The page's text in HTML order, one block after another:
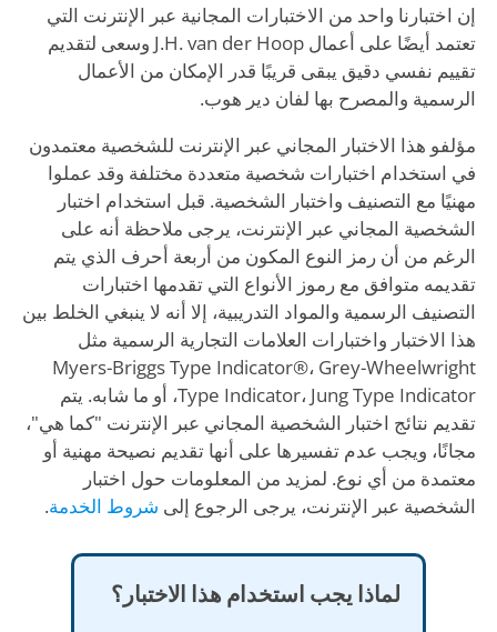
إن اختبارنا واحد من الاختبارات المجانية عبر الإنترنت التي
تعتمد أيضًا على أعمال J.H. van der Hoop وسعى لتقديم
تقييم نفسي دقيق يبقى قريبًا قدر الإمكان من الأعمال
الرسمية والمصرح بها لفان دير هوب.
مؤلفو هذا الاختبار المجاني عبر الإنترنت للشخصية معتمدون
في استخدام اختبارات شخصية متعددة مختلفة وقد عملوا
مهنيًا مع التصنيف واختبار الشخصية. قبل استخدام اختبار
الشخصية المجاني عبر الإنترنت، يرجى ملاحظة أنه على
الرغم من أن رمز النوع المكون من أربعة أحرف الذي يتم
تقديمه متوافق مع رموز الأنواع التي تقدمها اختبارات
التصنيف الرسمية والمواد التدريبية، إلا أنه لا ينبغي الخلط بين
هذا الاختبار واختبارات العلامات التجارية الرسمية مثل
Myers-Briggs Type Indicator®، Grey-Wheelwright
Type Indicator، Jung Type Indicator، أو ما شابه. يتم
تقديم نتائج اختبار الشخصية المجاني عبر الإنترنت "كما هي"،
مجانًا، ويجب عدم تفسيرها على أنها تقديم نصيحة مهنية أو
معتمدة من أي نوع. لمزيد من المعلومات حول اختبار
الشخصية عبر الإنترنت، يرجى الرجوع إلى شروط الخدمة.
لماذا يجب استخدام هذا الاختبار؟